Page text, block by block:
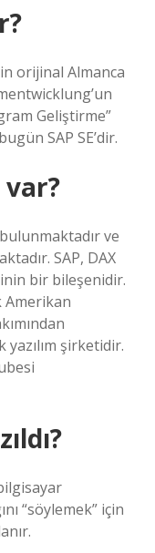
orijinal Almanca
Geliştirme”
SAP SE’dir.
var?
ve
SAP, DAX
bir bileşenidir.
Amerikan
yazılım şirketidir.
“söylemek” için